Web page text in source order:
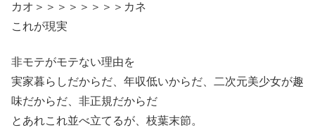
カオ＞＞＞＞＞＞＞＞カネ
これが現実
非モテがモテない理由を
実家暮らしだからだ、年収低いからだ、二次元美少女が趣
味だからだ、非正規だからだ
とあれこれ並べ立てるが、枝葉末節。